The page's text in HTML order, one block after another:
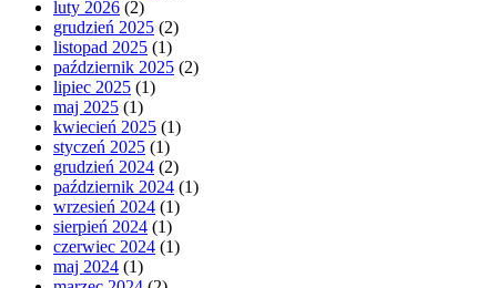
luty 2026 (2)
grudzień 2025 (2)
listopad 2025 (1)
październik 2025 (2)
lipiec 2025 (1)
maj 2025 (1)
kwiecień 2025 (1)
styczeń 2025 (1)
grudzień 2024 (2)
październik 2024 (1)
wrzesień 2024 (1)
sierpień 2024 (1)
czerwiec 2024 (1)
maj 2024 (1)